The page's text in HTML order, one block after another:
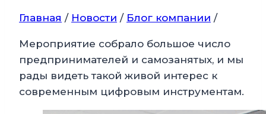
Главная / Новости / Блог компании /
Мероприятие собрало большое число
предпринимателей и самозанятых, и мы
рады видеть такой живой интерес к
современным цифровым инструментам.